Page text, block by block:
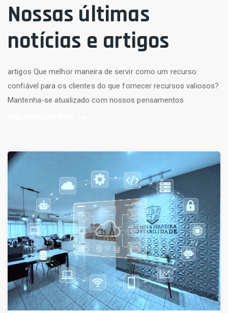
Nossas últimas
notícias e artigos
artigos Que melhor maneira de servir como um recurso
confiável para os clientes do que fornecer recursos valiosos?
Mantenha-se atualizado com nossos pensamentos